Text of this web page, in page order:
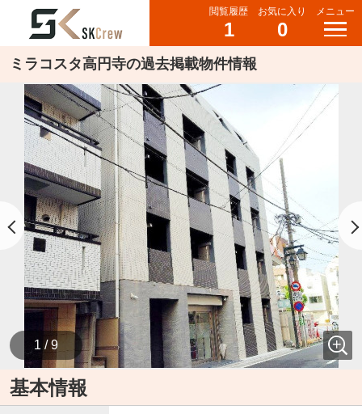
閲覧履歴
1
お気に入り
0
メニュー
ミラコスタ高円寺の過去掲載物件情報
1 / 9
基本情報